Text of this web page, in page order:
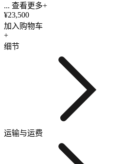
... 查看更多+
¥23,500
加入购物车
+
细节
运输与运费